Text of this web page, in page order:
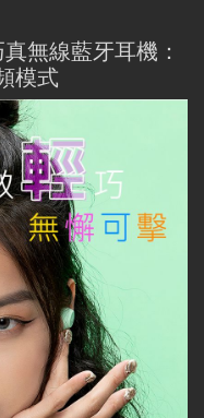
無線藍牙耳機：
模式